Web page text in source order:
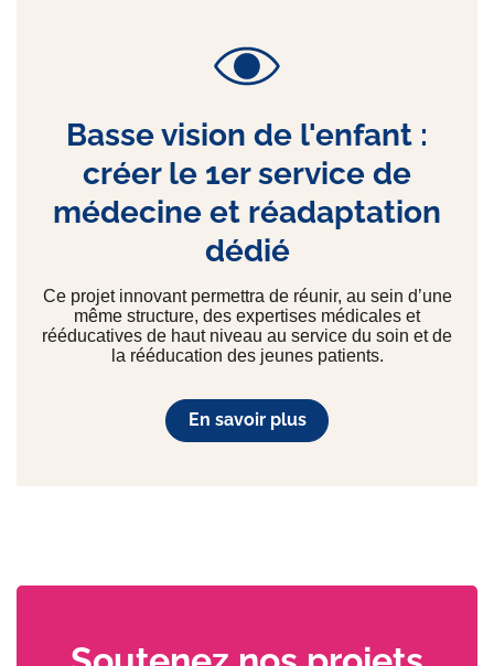
Basse vision de l'enfant :
créer le 1er service de
médecine et réadaptation
dédié
Ce projet innovant permettra de réunir, au sein d’une
même structure, des expertises médicales et
rééducatives de haut niveau au service du soin et de
la rééducation des jeunes patients.
En savoir plus